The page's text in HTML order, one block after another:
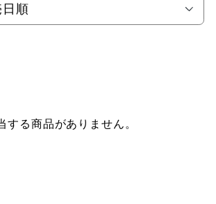
順
する商品がありません。